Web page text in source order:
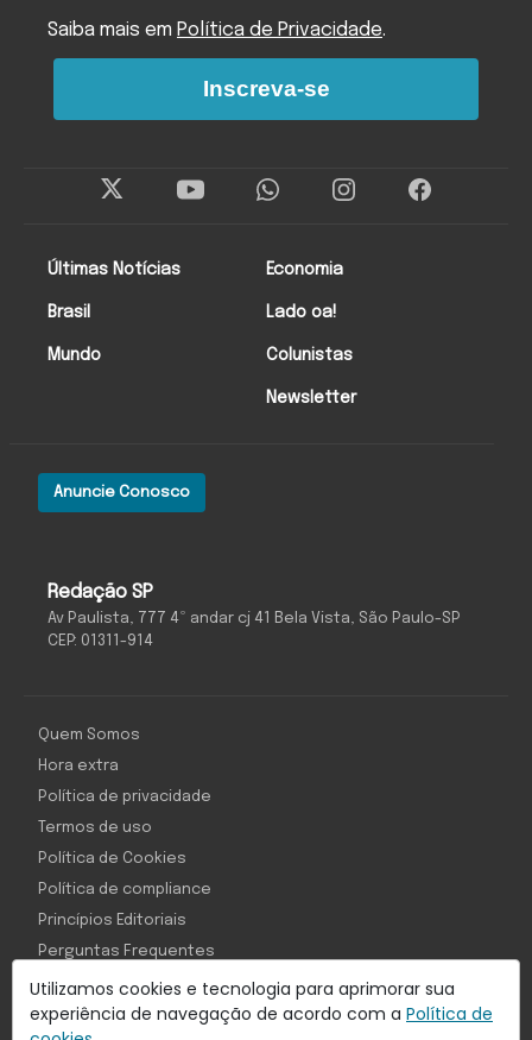
Utilizamos cookies e tecnologia para aprimorar sua
experiência de navegação de acordo com a Política de
Redação SP
Av Paulista, 777 4º andar cj 41 Bela Vista, São Paulo-SP
CEP: 01311-914
Anuncie Conosco
Últimas Notícias
Brasil
Mundo
Economia
Lado oa!
Colunistas
Newsletter
Saiba mais em Política de Privacidade.
Inscreva-se
Quem Somos
Hora extra
Política de privacidade
Termos de uso
Política de Cookies
Política de compliance
Princípios Editoriais
Perguntas Frequentes